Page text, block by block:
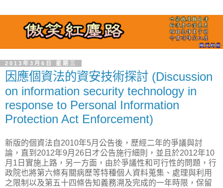
2013年3月6日 星期三
因應個資法的資安技術探討 (Discussion
on information security technology in
response to Personal Information
Protection Act Enforcement)
新版的個資法自2010年5月公告後，歷經二年的爭議與討
論，直到2012年9月26日才公告施行細則，並且於2012年10
月1日實施上路，另一方面，由於爭議性和可行性的問題，行
政院也將第六條有關病歷等特種個人資料蒐集、處理與利用
之限制以及第五十四條告知義務溯及完成的一年時限，保留